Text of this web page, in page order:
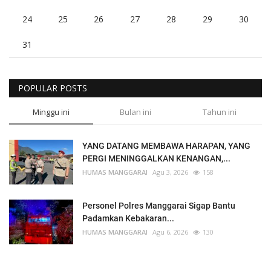
24 25 26 27 28 29 30
31
POPULAR POSTS
Minggu ini Bulan ini Tahun ini
YANG DATANG MEMBAWA HARAPAN, YANG
PERGI MENINGGALKAN KENANGAN,...
HUMAS MANGGARAI Agu 3, 2026 158
Personel Polres Manggarai Sigap Bantu
Padamkan Kebakaran...
HUMAS MANGGARAI Agu 6, 2026 130